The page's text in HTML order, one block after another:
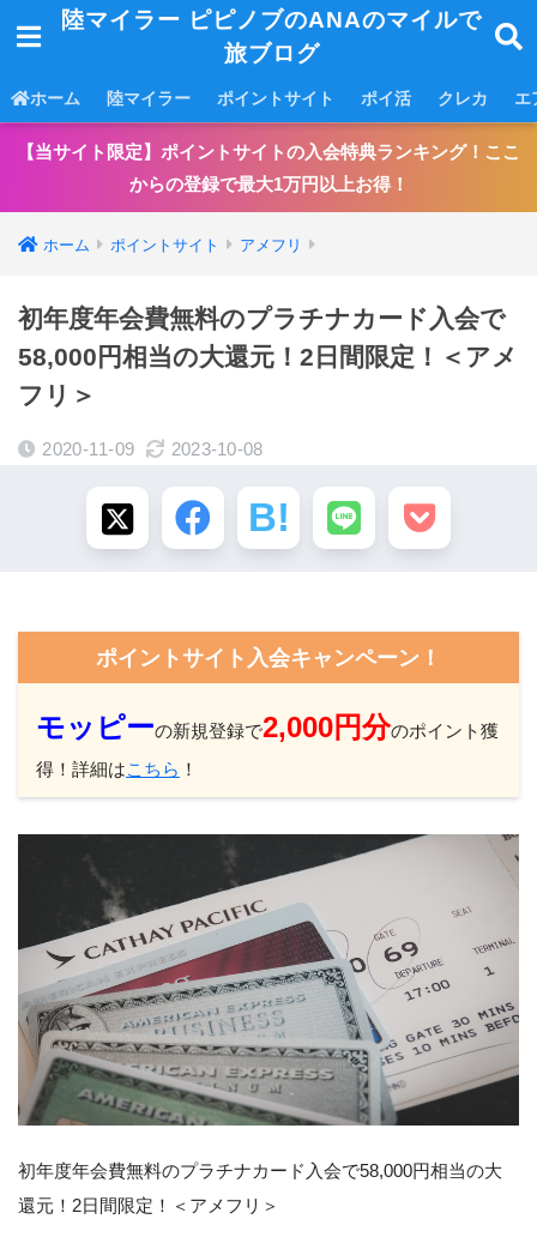
陸マイラー ピピノブのANAのマイルで
旅ブログ
ホーム 陸マイラー ポイントサイト ポイ活 クレカ エ
【当サイト限定】ポイントサイトの入会特典ランキング！ここ
からの登録で最大1万円以上お得！
ホーム ポイントサイト アメフリ
初年度年会費無料のプラチナカード入会で
58,000円相当の大還元！2日間限定！＜アメ
フリ＞
2020-11-09 2023-10-08
ポイントサイト入会キャンペーン！
モッピーの新規登録で2,000円分のポイント獲
得！詳細はこちら ！
初年度年会費無料のプラチナカード入会で58,000円相当の大
還元！2日間限定！＜アメフリ＞